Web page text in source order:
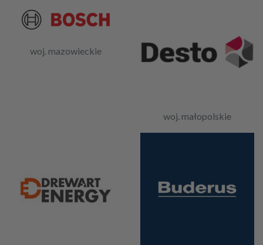
woj. mazowieckie
woj. małopolskie